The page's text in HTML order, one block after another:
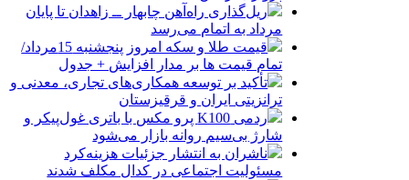
ریل‌گذاری راه‌آهن چابهار ــ زاهدان تا پایان
مرداد به اتمام می‌رسد
قیمت طلا و سکه امروز پنجشنبه 15مرداد/
تمام قیمت ها بر مدار افزایش + جدول
تأکید بر توسعه همکاری‌های تجاری، معدنی و
ترانزیتی ایران و قرقیزستان
ردمی K100 پرو مکس با باتری غول‌پیکر و
شارژ بی‌سیم روانه بازار می‌شود
ناشران به انتشار جزئیات هزینه‌کرد
مسئولیت اجتماعی در کدال مکلف شدند